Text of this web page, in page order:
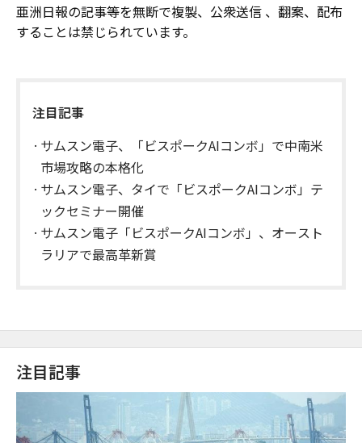
亜洲日報の記事等を無断で複製、公衆送信 、翻案、配布
することは禁じられています。
注目記事
サムスン電子、「ビスポークAIコンボ」で中南米
市場攻略の本格化
サムスン電子、タイで「ビスポークAIコンボ」テ
ックセミナー開催
サムスン電子「ビスポークAIコンボ」、オースト
ラリアで最高革新賞
注目記事